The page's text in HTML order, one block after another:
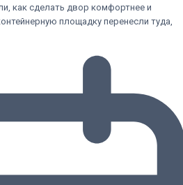
как сделать двор комфортнее и
площадку перенесли туда,